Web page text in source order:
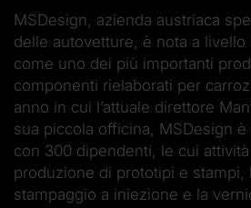
MS­Design, azienda austriaca
delle autovetture, è nota a livello
come uno dei più importanti
componenti rielaborati per
anno in cui l’attuale direttore
sua piccola officina, MS­Design
con 300 dipendenti, le cui
produzione di prototipi e stampi,
stampaggio a iniezione e la